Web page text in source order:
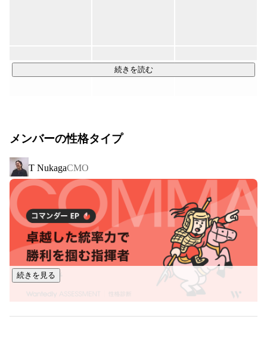
私たちはこれからも「売れる」仕組みを作りつづけ、
世の中に価値を与えつづけます。
▍圧倒的なスピードで急成長中！
・2022年：年商10億円
・2023年：年商35億円
・2024年：年商50億円
・2025年：年商75億円
・2026年：年商100億円達成へ
1人当たり2億円以上の売上を創出している会社です！
属人的な気合ではなく、再現性あるマーケ・運用の仕組みで
続きを読む
メンバーの性格タイプ
T NukagaCMO
続きを見る